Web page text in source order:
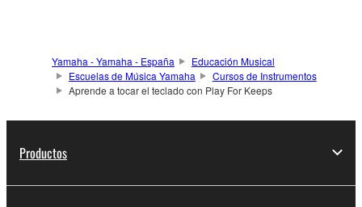
Yamaha - Yamaha - España
Educación Musical
Escuelas de Música Yamaha
Cursos de Instrumentos
Aprende a tocar el teclado con Play For Keeps
Productos